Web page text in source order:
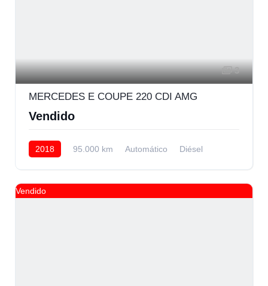
3
MERCEDES E COUPE 220 CDI AMG
Vendido
2018 95.000 km Automático
Diésel
Vendido